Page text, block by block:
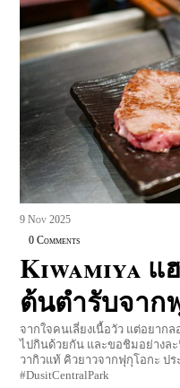
0 Comments
Kiwamiya แ
ต้นตำรับจาก
จากใจคนเลี่ยงเนื้อวัว แต่อยากล
ไปกินด้วยกัน และขอชิมอย่างละ